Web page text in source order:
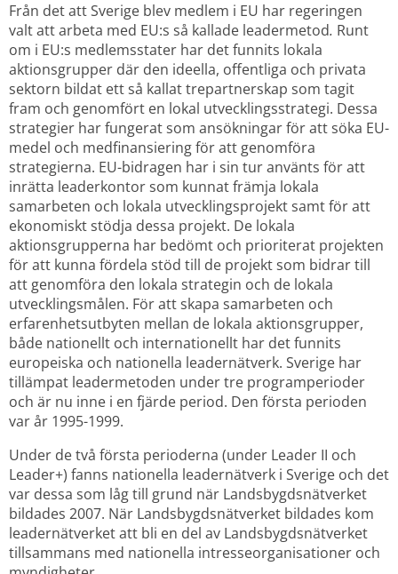
Från det att Sverige blev medlem i EU har regeringen
valt att arbeta med EU:s så kallade leadermetod. Runt
om i EU:s medlemsstater har det funnits lokala
aktionsgrupper där den ideella, offentliga och privata
sektorn bildat ett så kallat trepartnerskap som tagit
fram och genomfört en lokal utvecklingsstrategi. Dessa
strategier har fungerat som ansökningar för att söka EU-
medel och medfinansiering för att genomföra
strategierna. EU-bidragen har i sin tur använts för att
inrätta leaderkontor som kunnat främja lokala
samarbeten och lokala utvecklingsprojekt samt för att
ekonomiskt stödja dessa projekt. De lokala
aktionsgrupperna har bedömt och prioriterat projekten
för att kunna fördela stöd till de projekt som bidrar till
att genomföra den lokala strategin och de lokala
utvecklingsmålen. För att skapa samarbeten och
erfarenhetsutbyten mellan de lokala aktionsgrupper,
både nationellt och internationellt har det funnits
europeiska och nationella leadernätverk. Sverige har
tillämpat leadermetoden under tre programperioder
och är nu inne i en fjärde period. Den första perioden
var år 1995-1999.
Under de två första perioderna (under Leader II och
Leader+) fanns nationella leadernätverk i Sverige och det
var dessa som låg till grund när Landsbygdsnätverket
bildades 2007. När Landsbygdsnätverket bildades kom
leadernätverket att bli en del av Landsbygdsnätverket
tillsammans med nationella intresseorganisationer och